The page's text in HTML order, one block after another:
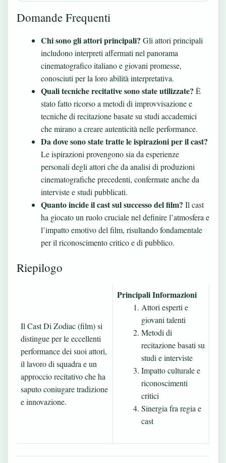
Domande Frequenti
Chi sono gli attori principali? Gli attori principali
includono interpreti affermati nel panorama
cinematografico italiano e giovani promesse,
conosciuti per la loro abilità interpretativa.
Quali tecniche recitative sono state utilizzate? È
stato fatto ricorso a metodi di improvvisazione e
tecniche di recitazione basate su studi accademici
che mirano a creare autenticità nelle performance.
Da dove sono state tratte le ispirazioni per il cast?
Le ispirazioni provengono sia da esperienze
personali degli attori che da analisi di produzioni
cinematografiche precedenti, confermate anche da
interviste e studi pubblicati.
Quanto incide il cast sul successo del film? Il cast
ha giocato un ruolo cruciale nel definire l’atmosfera e
l’impatto emotivo del film, risultando fondamentale
per il riconoscimento critico e di pubblico.
Riepilogo
Il Cast Di Zodiac (film) si
distingue per le eccellenti
performance dei suoi attori,
il lavoro di squadra e un
approccio recitativo che ha
saputo coniugare tradizione
e innovazione.
Principali Informazioni
Attori esperti e
giovani talenti
Metodi di
recitazione basati su
studi e interviste
Impatto culturale e
riconoscimenti
critici
Sinergia fra regia e
cast